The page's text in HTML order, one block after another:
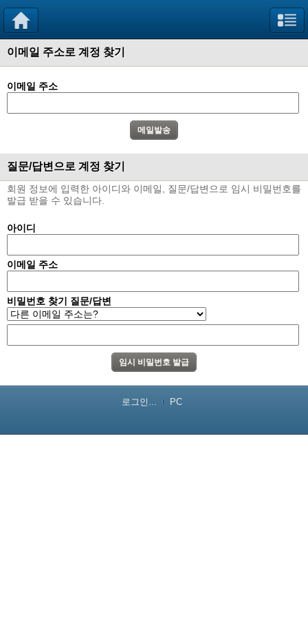
이메일 주소로 계정 찾기
이메일 주소
질문/답변으로 계정 찾기
회원 정보에 입력한 아이디와 이메일, 질문/답변으로 임시 비밀번호를
발급 받을 수 있습니다.
아이디
이메일 주소
비밀번호 찾기 질문/답변
로그인... PC